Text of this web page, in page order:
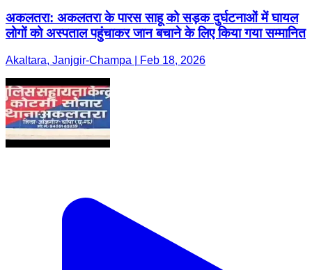
अकलतरा: अकलतरा के पारस साहू को सड़क दुर्घटनाओं में घायल
लोगों को अस्पताल पहुंचाकर जान बचाने के लिए किया गया सम्मानित
Akaltara, Janjgir-Champa | Feb 18, 2026